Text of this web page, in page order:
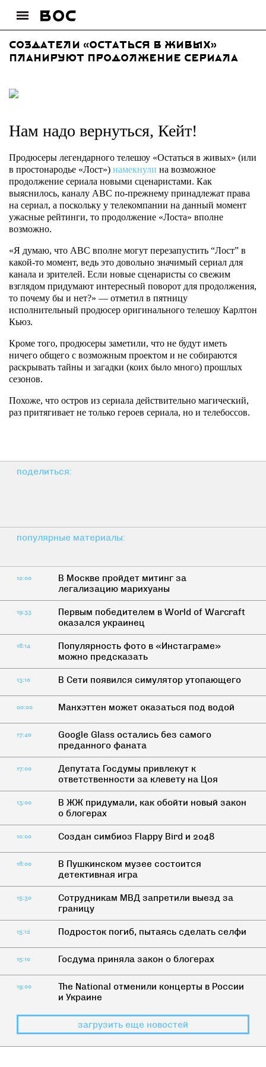
Создатели «Остаться в живых»
планируют продолжение сериала
Нам надо вернуться, Кейт!
Продюсеры легендарного телешоу «Остаться в живых» (или
в простонародье «Лост») намекнули на возможное
продолжение сериала новыми сценаристами. Как
выяснилось, каналу ABC по-прежнему принадлежат права
на сериал, а поскольку у телекомпании на данный момент
ужасные рейтинги, то продолжение «Лоста» вполне
возможно.
«Я думаю, что ABC вполне могут перезапустить “Лост” в
какой-то момент, ведь это довольно значимый сериал для
канала и зрителей. Если новые сценаристы со свежим
взглядом придумают интересный поворот для продолжения,
то почему бы и нет?» — отметил в пятницу
исполнительный продюсер оригинального телешоу Карлтон
Кьюз.
Кроме того, продюсеры заметили, что не будут иметь
ничего общего с возможным проектом и не собираются
раскрывать тайны и загадки (коих было много) прошлых
сезонов.
Похоже, что остров из сериала действительно магический,
раз притягивает не только героев сериала, но и телебоссов.
поделиться:
популярные материалы:
12:00
В Москве пройдет митинг за
легализацию марихуаны
19:33
Первым победителем в World of Warcraft
оказался украинец
16:14
Популярность фото в «Инстаграме»
можно предсказать
13:10 В Сети появился симулятор утопающего
00:00 Манхэттен может оказаться под водой
17:40
Google Glass остались без самого
преданного фаната
17:00
Депутата Госдумы привлекут к
ответственности за клевету на Цоя
13:00
В ЖЖ придумали, как обойти новый закон
о блогерах
10:00 Создан симбиоз Flappy Bird и 2048
16:00
В Пушкинском музее состоится
детективная игра
15:30
Сотрудникам МВД запретили выезд за
границу
15:12 Подросток погиб, пытаясь сделать селфи
15:10 Госдума приняла закон о блогерах
19:00
The National отменили концерты в России
и Украине
загрузить еще новостей